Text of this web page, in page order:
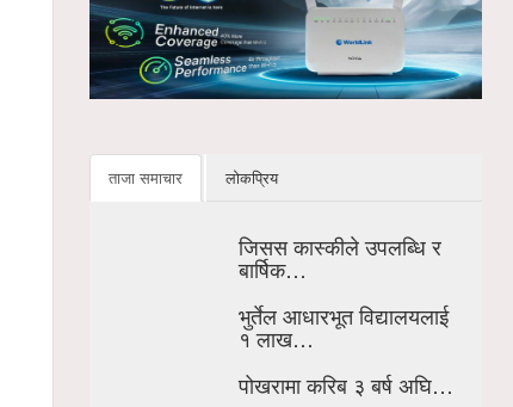
ताजा समाचार लोकप्रिय
जिसस कास्कीले उपलब्धि र
बार्षिक…
भुर्तेल आधारभूत विद्यालयलाई
१ लाख…
पोखरामा करिब ३ बर्ष अघि…